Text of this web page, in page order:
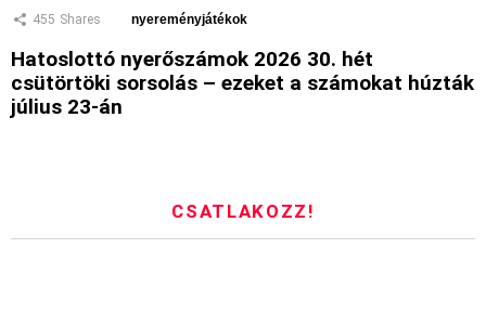
455 Shares nyereményjátékok
Hatoslottó nyerőszámok 2026 30. hét
csütörtöki sorsolás – ezeket a számokat húzták
július 23-án
CSATLAKOZZ!